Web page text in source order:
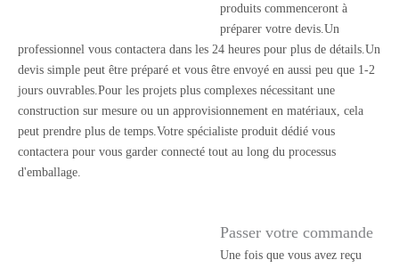
produits commenceront à
préparer votre devis.Un
professionnel vous contactera dans les 24 heures pour plus de détails.Un
devis simple peut être préparé et vous être envoyé en aussi peu que 1-2
jours ouvrables.Pour les projets plus complexes nécessitant une
construction sur mesure ou un approvisionnement en matériaux, cela
peut prendre plus de temps.Votre spécialiste produit dédié vous
contactera pour vous garder connecté tout au long du processus
d'emballage.
Passer votre commande
Une fois que vous avez reçu